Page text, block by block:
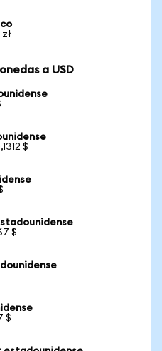
a USD
$
$
$